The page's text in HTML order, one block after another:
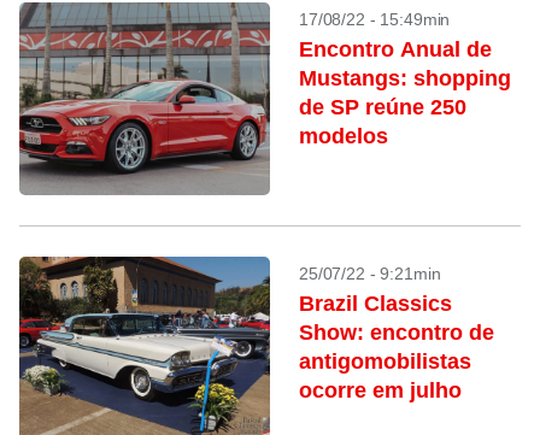
17/08/22 - 15:49min
Encontro Anual de
Mustangs: shopping
de SP reúne 250
modelos
25/07/22 - 9:21min
Brazil Classics
Show: encontro de
antigomobilistas
ocorre em julho